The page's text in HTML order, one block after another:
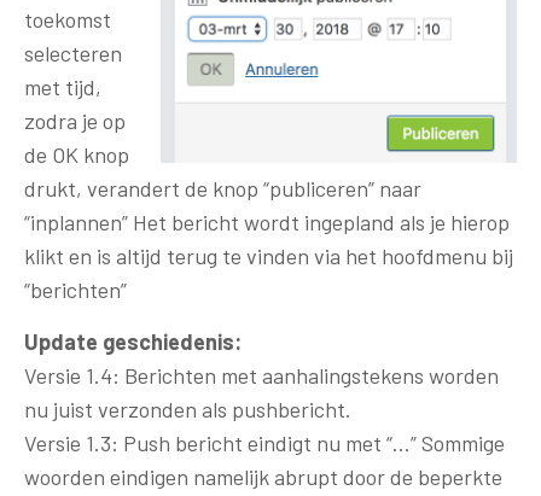
toekomst
selecteren
met tijd,
zodra je op
de OK knop
drukt, verandert de knop “publiceren” naar
“inplannen” Het bericht wordt ingepland als je hierop
klikt en is altijd terug te vinden via het hoofdmenu bij
“berichten”
Update geschiedenis:
Versie 1.4: Berichten met aanhalingstekens worden
nu juist verzonden als pushbericht.
Versie 1.3: Push bericht eindigt nu met “…” Sommige
woorden eindigen namelijk abrupt door de beperkte